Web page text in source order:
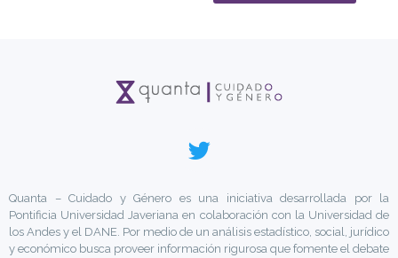
Quanta – Cuidado y Género es una iniciativa desarrollada por la
Pontificia Universidad Javeriana en colaboración con la Universidad de
los Andes y el DANE. Por medio de un análisis estadístico, social, jurídico
y económico busca proveer información rigurosa que fomente el debate